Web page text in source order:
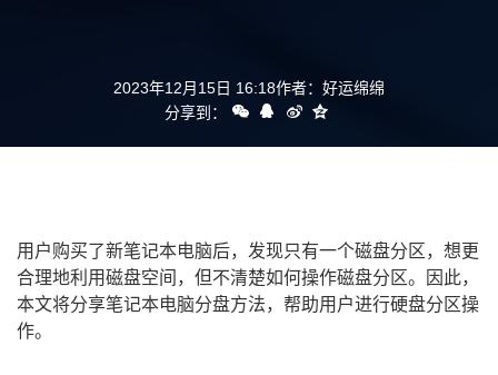
2023年12月15日 16:18作者： 好运绵绵
分享到：
用户购买了新笔记本电脑后，发现只有一个磁盘分区，想更
合理地利用磁盘空间，但不清楚如何操作磁盘分区。因此，
本文将分享笔记本电脑分盘方法，帮助用户进行硬盘分区操
作。